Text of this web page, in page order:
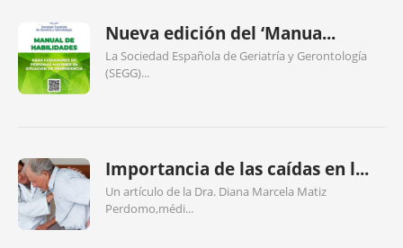
Nueva edición del ‘Manua...
La Sociedad Española de Geriatría y Gerontología
(SEGG)...
Importancia de las caídas en l...
Un artículo de la Dra. Diana Marcela Matiz
Perdomo,médi...